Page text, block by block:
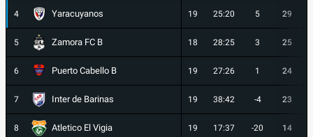
4 Yaracuyanos 19 25:20 5 29
5 Zamora FC B 18 28:25 3 25
6 Puerto Cabello B 19 27:26 1 24
7 Inter de Barinas 19 38:42 -4 23
8 Atletico El Vigia 19 17:37 -20 14